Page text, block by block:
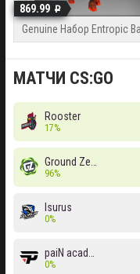
МАТЧИ CS:GO
Rooster
17%
96%
Isurus
0%
0%
869.99